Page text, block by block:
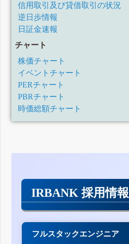
信用取引及び貸借取引の状況
逆日歩情報
日証金速報
チャート
株価チャート
イベントチャート
PERチャート
PBRチャート
時価総額チャート
IRBANK 採用情報
フルスタックエンジニア